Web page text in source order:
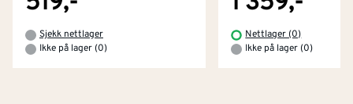
Sjekk nettlager
Ikke på lager (0)
Nettlager (0)
Ikke på lager (0)
Montér Klubb
Prismatch